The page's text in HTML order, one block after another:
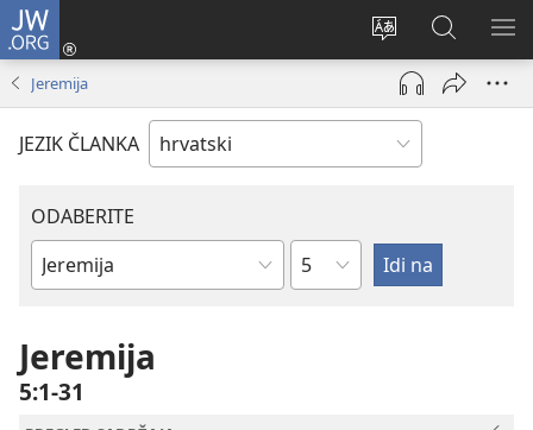
JW.ORG
Promijeni
jezik
Prijava
(otvara
prozor)
JW.ORG
|
Pretraga
Jeremija
JEZIK ČLANKA
ODABERITE
Biblijska
Poglavlje
Jeremija
5:1-31